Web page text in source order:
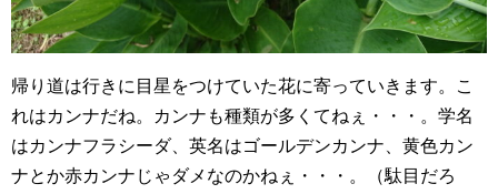
帰り道は行きに目星をつけていた花に寄っていきます。こ
れはカンナだね。カンナも種類が多くてねぇ・・・。学名
はカンナフラシーダ、英名はゴールデンカンナ、黄色カン
ナとか赤カンナじゃダメなのかねぇ・・・。（駄目だろ